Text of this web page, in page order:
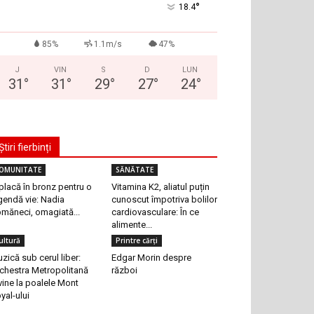
18.4°
85% 1.1m/s 47%
J
31 °
VIN
31 °
S
29°
D
27°
LUN
24°
fierbinți
în bronz pentru o
vie: Nadia
omagiată...
SĂNĂTATE
Vitamina K2, aliatul puțin
cunoscut împotriva bolilor
cardiovasculare: În ce
alimente...
sub cerul liber:
Metropolitană
la poalele Mont
ului
Printre cărți
Edgar Morin despre
război